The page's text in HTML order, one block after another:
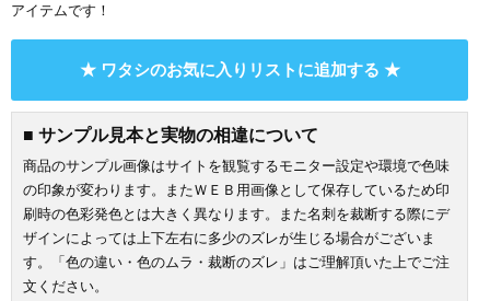
アイテムです！
★ ワタシのお気に入りリストに追加する ★
■ サンプル見本と実物の相違について
商品のサンプル画像はサイトを観覧するモニター設定や環境で色味
の印象が変わります。またＷＥＢ用画像として保存しているため印
刷時の色彩発色とは大きく異なります。また名刺を裁断する際にデ
ザインによっては上下左右に多少のズレが生じる場合がございま
す。「色の違い・色のムラ・裁断のズレ」はご理解頂いた上でご注
文ください。